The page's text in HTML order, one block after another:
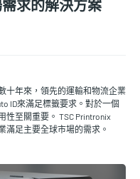
求的解決方案
十年來，領先的運輸和物流企業
ID來滿足標籤要求。對於一個
至關重要。 TSC Printronix
滿足主要全球市場的需求。